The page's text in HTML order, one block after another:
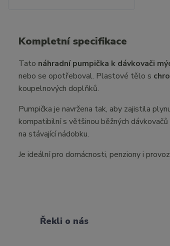
Kompletní specifikace
Tato náhradní pumpička k dávkovači
nebo se opotřeboval. Plastové tělo s
koupelnových doplňků.
Pumpička je navržena tak, aby zajistila
kompatibilní s většinou běžných
na stávající nádobku.
Je ideální pro domácnosti, penziony i
Řekli o nás